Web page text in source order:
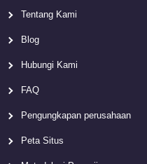
Tentang Kami
Blog
Hubungi Kami
FAQ
Pengungkapan perusahaan
Peta Situs